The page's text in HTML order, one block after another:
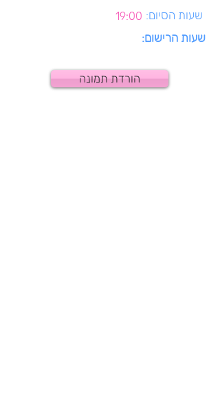
19:00 שעות הסיום:
שעות הרישום:
הורדת תמונה